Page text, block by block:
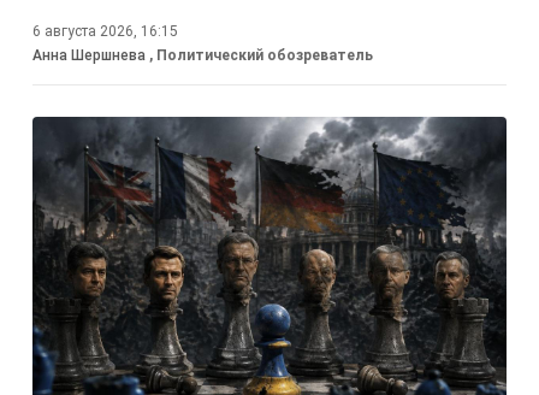
6 августа 2026, 16:15
Анна Шершнева , Политический обозреватель